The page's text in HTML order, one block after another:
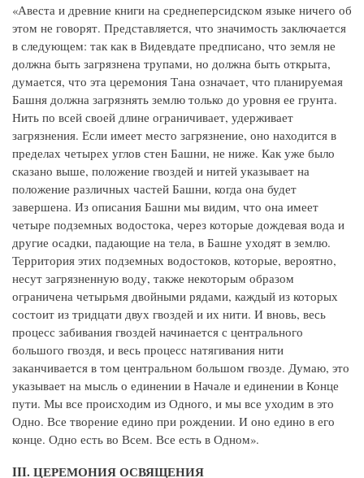
«Авеста и древние книги на среднеперсидском языке ничего об
этом не говорят. Представляется, что значимость заключается
в следующем: так как в Видевдате предписано, что земля не
должна быть загрязнена трупами, но должна быть открыта,
думается, что эта церемония Тана означает, что планируемая
Башня должна загрязнять землю только до уровня ее грунта.
Нить по всей своей длине ограничивает, удерживает
загрязнения. Если имеет место загрязнение, оно находится в
пределах четырех углов стен Башни, не ниже. Как уже было
сказано выше, положение гвоздей и нитей указывает на
положение различных частей Башни, когда она будет
завершена. Из описания Башни мы видим, что она имеет
четыре подземных водостока, через которые дождевая вода и
другие осадки, падающие на тела, в Башне уходят в землю.
Территория этих подземных водостоков, которые, вероятно,
несут загрязненную воду, также некоторым образом
ограничена четырьмя двойными рядами, каждый из которых
состоит из тридцати двух гвоздей и их нити. И вновь, весь
процесс забивания гвоздей начинается с центрального
большого гвоздя, и весь процесс натягивания нити
заканчивается в том центральном большом гвозде. Думаю, это
указывает на мысль о единении в Начале и единении в Конце
пути. Мы все происходим из Одного, и мы все уходим в это
Одно. Все творение едино при рождении. И оно едино в его
конце. Одно есть во Всем. Все есть в Одном».
III. ЦЕРЕМОНИЯ ОСВЯЩЕНИЯ